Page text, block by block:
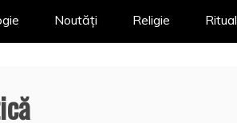
Noutăți Religie